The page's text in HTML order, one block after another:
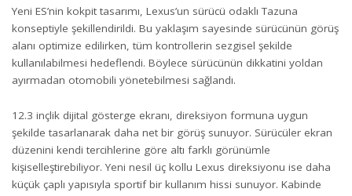
Yeni ES’nin kokpit tasarımı, Lexus’un sürücü odaklı Tazuna
konseptiyle şekillendirildi. Bu yaklaşım sayesinde sürücünün görüş
alanı optimize edilirken, tüm kontrollerin sezgisel şekilde
kullanılabilmesi hedeflendi. Böylece sürücünün dikkatini yoldan
ayırmadan otomobili yönetebilmesi sağlandı.
12.3 inçlik dijital gösterge ekranı, direksiyon formuna uygun
şekilde tasarlanarak daha net bir görüş sunuyor. Sürücüler ekran
düzenini kendi tercihlerine göre altı farklı görünümle
kişiselleştirebiliyor. Yeni nesil üç kollu Lexus direksiyonu ise daha
küçük çaplı yapısıyla sportif bir kullanım hissi sunuyor. Kabinde